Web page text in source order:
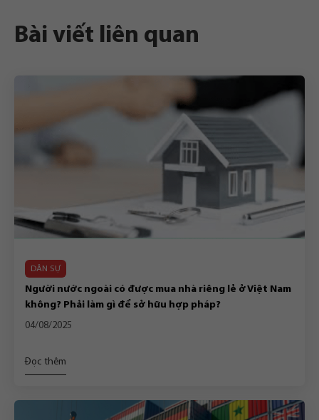
Bài viết liên quan
DÂN SỰ
Người nước ngoài có được mua nhà riêng lẻ ở Việt Nam
không? Phải làm gì để sở hữu hợp pháp?
04/08/2025
Đọc thêm